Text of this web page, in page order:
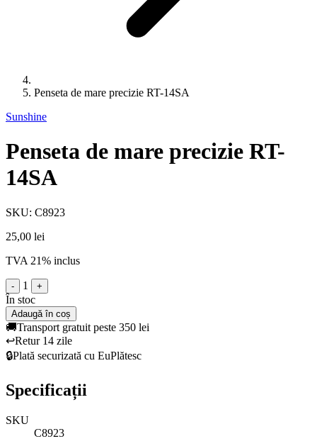
Penseta de mare precizie RT-14SA
Sunshine
Penseta de mare precizie RT-
14SA
SKU: C8923
25,00 lei
TVA 21% inclus
- 1 +
În stoc
Adaugă în coș
🚚Transport gratuit peste 350 lei
↩️Retur 14 zile
🔒Plată securizată cu EuPlătesc
Specificații
SKU
C8923